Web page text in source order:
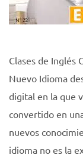
Clases de Inglés
Nuevo Idioma
digital en la que
convertido en
nuevos
idioma no es la